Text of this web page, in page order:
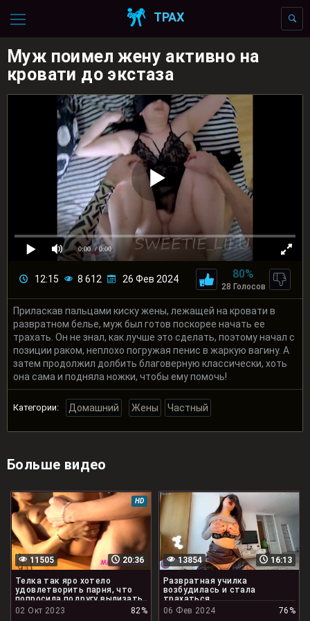
ТРАХ
Муж поимел жену активно на
кровати до экстаза
0:00 / 0:00
12:15 8 612 26 Фев 2024 80%
28 Голосов
Приласкав пальцами киску жены, лежащей на кровати в
развратном белье, муж был готов поскорее начать ее
трахать. Он не знал, как лучше это сделать, поэтому начал с
позиции раком, неплохо погружая пенис в жаркую вагину. А
затем продолжил долбить благоверную классически, хоть
она сама и подняла ножки, чтобы ему помочь!
Категории: Домашний Жены Частный
Больше видео
HD
20:36
11505
Телка так яро хотело
удовлетворить парня, что
попросила подругу вылизать
его жопу
02 Окт 2023 82%
16:13
13854
Развратная училка
возбудилась и стала
трахаться
06 Фев 2024
76%